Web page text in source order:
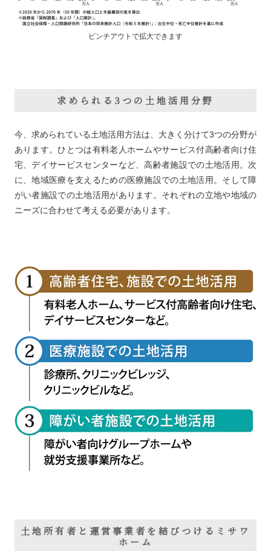
ピンチアウトで拡大できます
求められる3つの土地活用分野
今、求められている土地活用方法は、大きく分けて3つの分野が
あります。ひとつは有料老人ホームやサービス付高齢者向け住
宅、デイサービスセンターなど、高齢者施設での土地活用。次
に、地域医療を支えるための医療施設での土地活用。そして障
がい者施設での土地活用があります。それぞれの立地や地域の
ニーズに合わせて考える必要があります。
土地所有者と運営事業者を結びつけるミサワ
ホーム